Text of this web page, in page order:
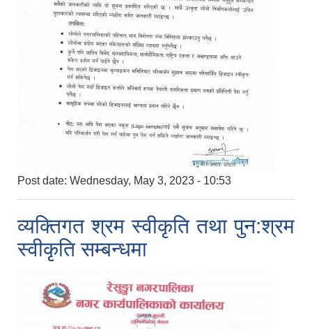
Post date: Wednesday, May 3, 2023 - 10:53
व्यक्तिगत श्रम स्वीकृति तथा पुन:श्रम
स्वीकृति सम्बन्धमा